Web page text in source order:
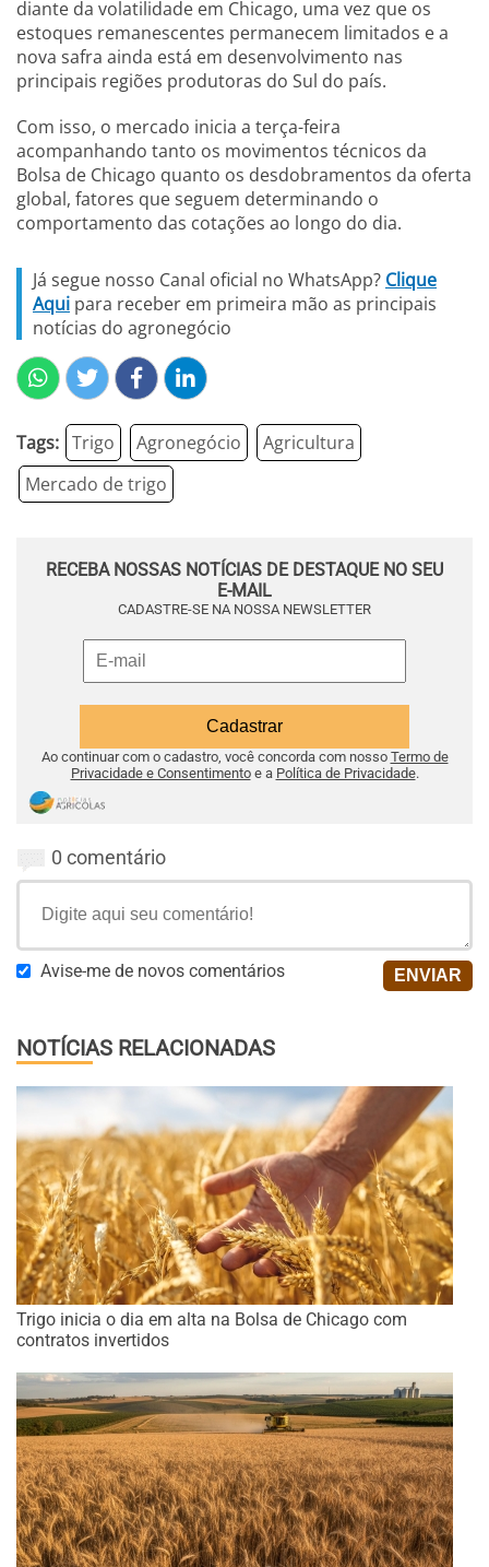
diante da volatilidade em Chicago, uma vez que os
estoques remanescentes permanecem limitados e a
nova safra ainda está em desenvolvimento nas
principais regiões produtoras do Sul do país.
Com isso, o mercado inicia a terça-feira
acompanhando tanto os movimentos técnicos da
Bolsa de Chicago quanto os desdobramentos da oferta
global, fatores que seguem determinando o
comportamento das cotações ao longo do dia.
Já segue nosso Canal oficial no WhatsApp? Clique
Aqui para receber em primeira mão as principais
notícias do agronegócio
Tags: Trigo Agronegócio
Agricultura
Mercado de trigo
RECEBA NOSSAS NOTÍCIAS DE DESTAQUE NO SEU
E-MAIL
CADASTRE-SE NA NOSSA NEWSLETTER
Ao continuar com o cadastro, você concorda com nosso Termo de
Privacidade e Consentimentoe a Política de Privacidade.
0 comentário
Avise-me de novos comentários
NOTÍCIAS RELACIONADAS
Trigo inicia o dia em alta na Bolsa de Chicago com
contratos invertidos